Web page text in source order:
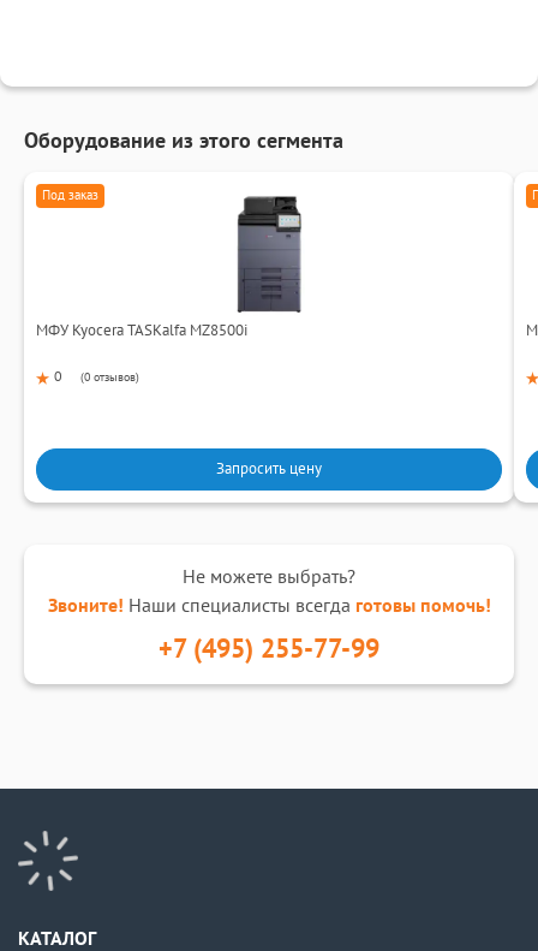
Оборудование из этого сегмента
Под заказ
МФУ Kyocera TASKalfa MZ8500i
0 (0 отзывов)
Запросить цену
Не можете выбрать?
Звоните! Наши специалисты всегда готовы помочь!
+7 (495) 255-77-99
КАТАЛОГ